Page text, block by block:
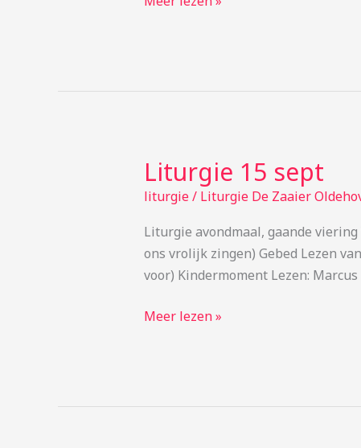
Liturgie 15 sept
liturgie/ Liturgie De Zaaier
Liturgie avondmaal, gaande viering
ons vrolijk zingen) Gebed Lezen
voor) Kindermoment Lezen: Marcus
Liturgie
15
Meer lezen »